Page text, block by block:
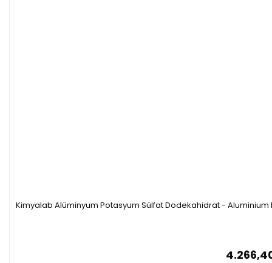
Kimyalab Alüminyum Potasyum Sülfat Dodekahidrat -